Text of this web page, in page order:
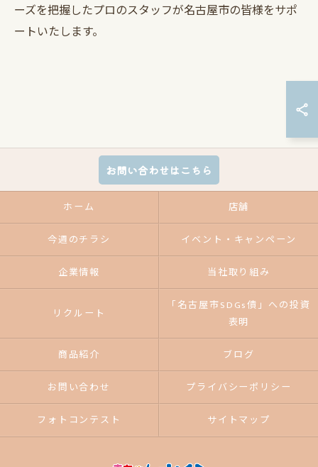
ーズを把握したプロのスタッフが名古屋市の皆様をサポ
ートいたします。
お問い合わせはこちら
ホーム 店舗
今週のチラシ イベント・キャンペーン
企業情報 当社取り組み
リクルート
「名古屋市SDGs債」への投資
表明
商品紹介 ブログ
お問い合わせ プライバシーポリシー
フォトコンテスト サイトマップ